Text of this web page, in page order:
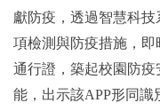
獻防疫，透過智慧科
項檢測與防疫措施，
通行證，築起校園防
能，出示該APP形同識